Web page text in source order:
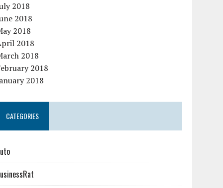
2018
2018
2018
2018
2018
2018
2018
CATEGORIES